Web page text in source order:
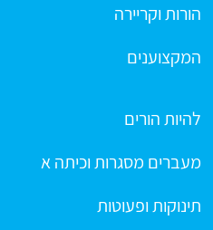
הורות וקריירה
המקצוענים
להיות הורים
מעברים מסגרות וכיתה א
תינוקות ופעוטות